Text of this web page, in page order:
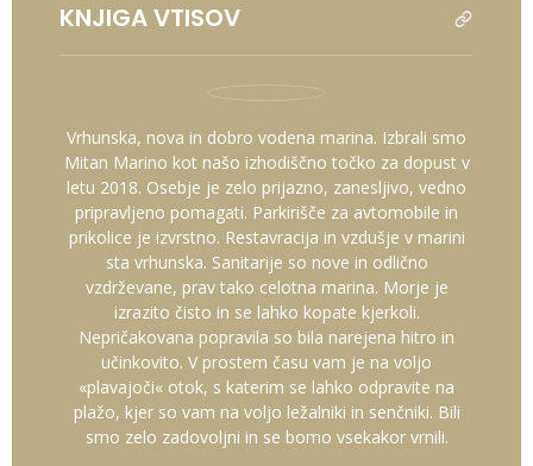
KNJIGA VTISOV
read
Vrhunska, nova in dobro vodena marina. Izbrali smo
Mitan Marino kot našo izhodiščno točko za dopust v
letu 2018. Osebje je zelo prijazno, zanesljivo, vedno
pripravljeno pomagati. Parkirišče za avtomobile in
prikolice je izvrstno. Restavracija in vzdušje v marini
sta vrhunska. Sanitarije so nove in odlično
vzdrževane, prav tako celotna marina. Morje je
izrazito čisto in se lahko kopate kjerkoli.
Nepričakovana popravila so bila narejena hitro in
učinkovito. V prostem času vam je na voljo
«plavajoči« otok, s katerim se lahko odpravite na
plažo, kjer so vam na voljo ležalniki in senčniki. Bili
smo zelo zadovoljni in se bomo vsekakor vrnili.